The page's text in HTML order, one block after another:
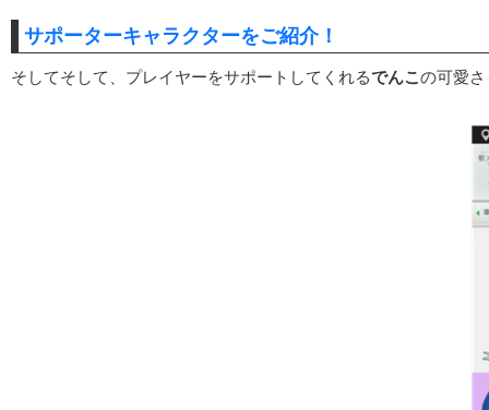
サポーターキャラクターをご紹介！
そしてそして、プレイヤーをサポートしてくれるでんこの可愛